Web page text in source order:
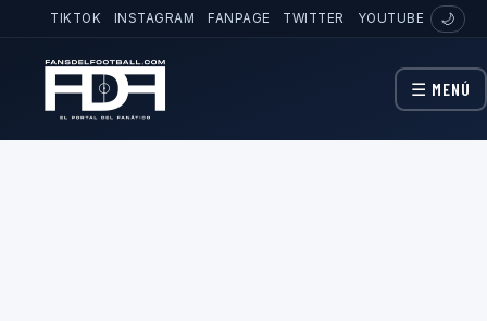
TIKTOK INSTAGRAM FANPAGE TWITTER YOUTUBE 🌙
☰ MENÚ